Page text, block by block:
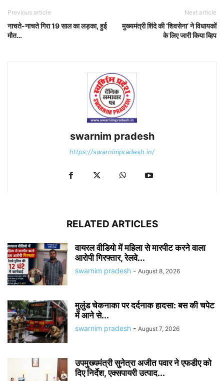
Previous article
नाचते-नाचते गिरा 19 साल का लड़का, हुई
मौत…
Next article
मुख्यमंत्री शिंदे की ‘शिवसेना’ ने विधायकों
के लिए जारी किया व्हिप
swarnim pradesh
https://swarnimpradesh.in/
RELATED ARTICLES
वायरल वीडियो में महिला से मारपीट करने वाला
आरोपी गिरफ्तार, रेलवे...
swarnim pradesh - August 8, 2026
मुलुंड चेकनाका पर दर्दनाक हादसा: बस की चपेट
में आने से...
swarnim pradesh - August 7, 2026
उपमुख्यमंत्री सुनेत्रा अजीत पवार ने एफडीए को
दिए निर्देश, एक्सपायरी उत्पाद...